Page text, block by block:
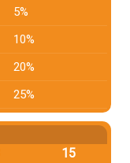
5%
10%
20%
25%
14